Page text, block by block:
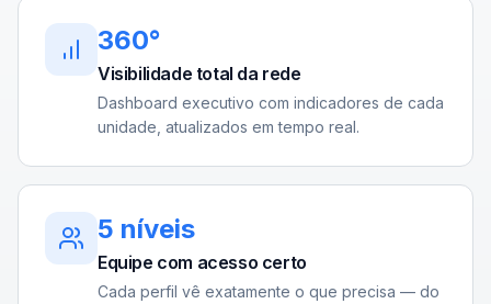
360°
Visibilidade total da rede
Dashboard executivo com indicadores de cada
unidade, atualizados em tempo real.
5 níveis
Equipe com acesso certo
Cada perfil vê exatamente o que precisa — do